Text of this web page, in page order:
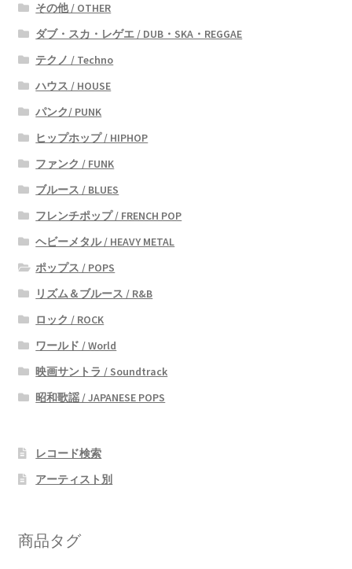
その他 / OTHER
ダブ・スカ・レゲエ / DUB・SKA・REGGAE
テクノ / Techno
ハウス / HOUSE
パンク/ PUNK
ヒップホップ / HIPHOP
ファンク / FUNK
ブルース / BLUES
フレンチポップ / FRENCH POP
ヘビーメタル / HEAVY METAL
ポップス / POPS
リズム＆ブルース / R&B
ロック / ROCK
ワールド / World
映画サントラ / Soundtrack
昭和歌謡 / JAPANESE POPS
レコード検索
アーティスト別
商品タグ